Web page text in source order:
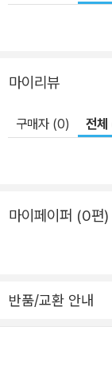
마이리뷰
구매자 (0) 전
마이페이퍼 (0편)
반품/교환 안내